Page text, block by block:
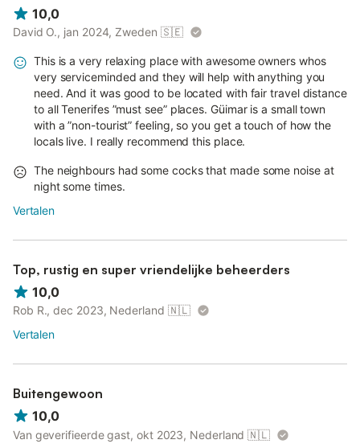
10,0
David O., jan 2024, Zweden 🇸🇪
This is a very relaxing place with awesome owners whos
very serviceminded and they will help with anything you
need. And it was good to be located with fair travel distance
to all Tenerifes ”must see” places. Güimar is a small town
with a ”non-tourist” feeling, so you get a touch of how the
locals live. I really recommend this place.
The neighbours had some cocks that made some noise at
night some times.
Vertalen
Top, rustig en super vriendelijke beheerders
10,0
Rob R., dec 2023, Nederland 🇳🇱
Vertalen
Buitengewoon
10,0
Van geverifieerde gast, okt 2023, Nederland 🇳🇱